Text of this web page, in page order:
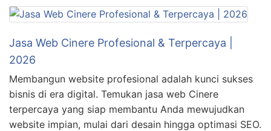
Jasa Web Cinere Profesional & Terpercaya |
2026
Membangun website profesional adalah kunci sukses
bisnis di era digital. Temukan jasa web Cinere
terpercaya yang siap membantu Anda mewujudkan
website impian, mulai dari desain hingga optimasi SEO.